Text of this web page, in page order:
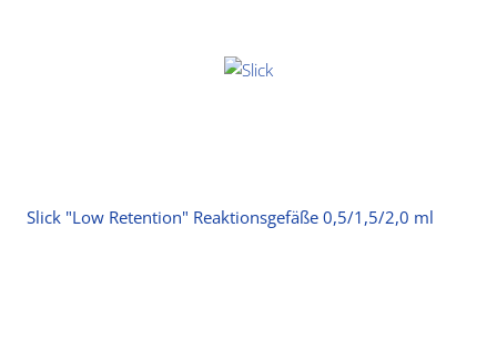
Slick "Low Retention" Reaktionsgefäße 0,5/1,5/2,0 ml